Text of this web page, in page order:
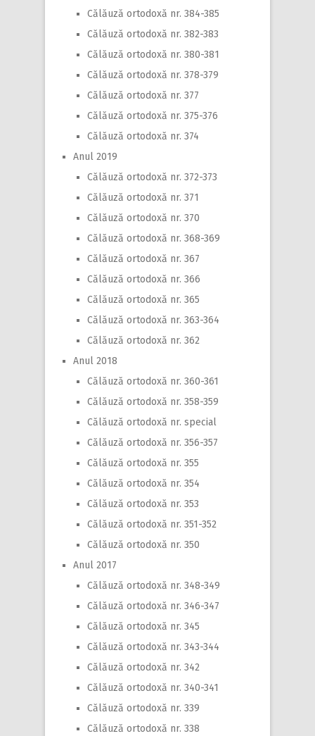
Călăuză ortodoxă nr. 384-385
Călăuză ortodoxă nr. 382-383
Călăuză ortodoxă nr. 380-381
Călăuză ortodoxă nr. 378-379
Călăuză ortodoxă nr. 377
Călăuză ortodoxă nr. 375-376
Călăuză ortodoxă nr. 374
Anul 2019
Călăuză ortodoxă nr. 372-373
Călăuză ortodoxă nr. 371
Călăuză ortodoxă nr. 370
Călăuză ortodoxă nr. 368-369
Călăuză ortodoxă nr. 367
Călăuză ortodoxă nr. 366
Călăuză ortodoxă nr. 365
Călăuză ortodoxă nr. 363-364
Călăuză ortodoxă nr. 362
Anul 2018
Călăuză ortodoxă nr. 360-361
Călăuză ortodoxă nr. 358-359
Călăuză ortodoxă nr. special
Călăuză ortodoxă nr. 356-357
Călăuză ortodoxă nr. 355
Călăuză ortodoxă nr. 354
Călăuză ortodoxă nr. 353
Călăuză ortodoxă nr. 351-352
Călăuză ortodoxă nr. 350
Anul 2017
Călăuză ortodoxă nr. 348-349
Călăuză ortodoxă nr. 346-347
Călăuză ortodoxă nr. 345
Călăuză ortodoxă nr. 343-344
Călăuză ortodoxă nr. 342
Călăuză ortodoxă nr. 340-341
Călăuză ortodoxă nr. 339
Călăuză ortodoxă nr. 338